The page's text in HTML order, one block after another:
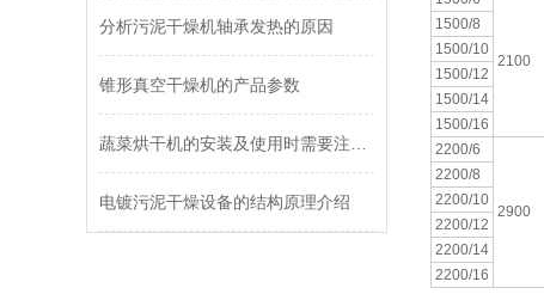
分析污泥干燥机轴承发热的原因
锥形真空干燥机的产品参数
电镀污泥干燥设备的结构原理介绍
2100
1500/8
1500/10
1500/12
1500/14
1500/16
2200/6
2900
2200/8
2200/10
2200/12
2200/14
2200/16